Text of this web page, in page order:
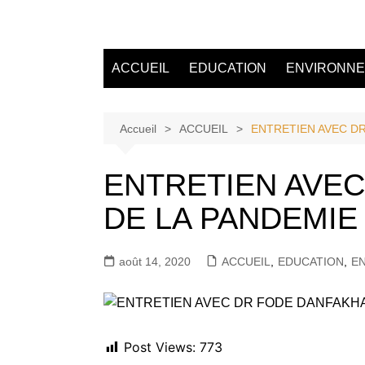
ACCUEIL EDUCATION
Accueil ACCUEIL ENTRETIEN AVEC
ENTRETIEN
DE LA
août 14, 2020 ACCUEIL EDUCATION
Post Views: 773